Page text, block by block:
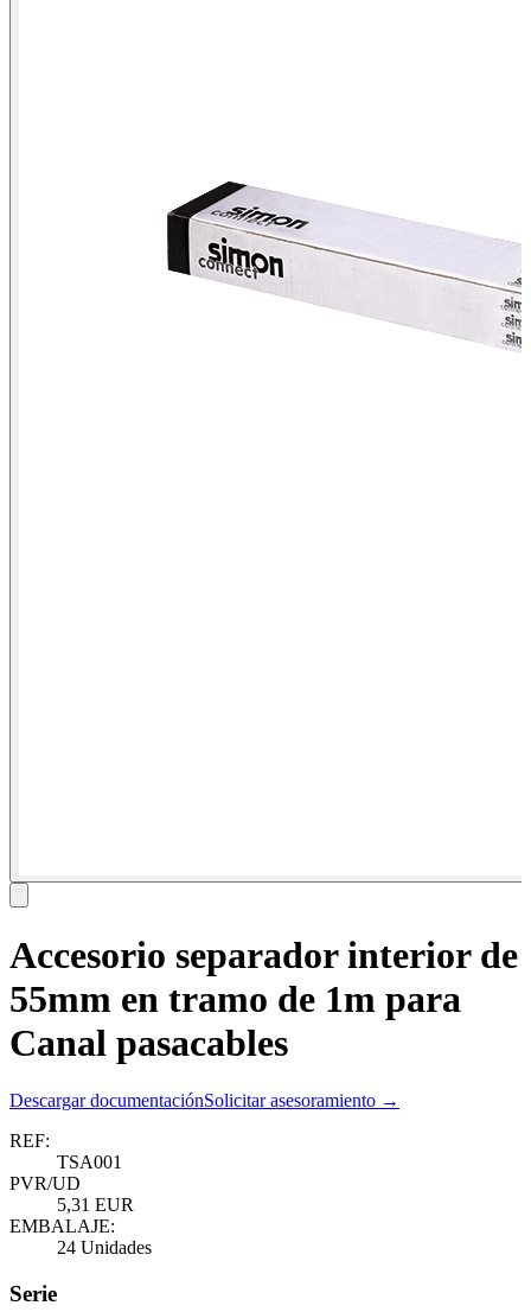
Accesorio separador interior de
55mm en tramo de 1m para
Canal pasacables
Descargar documentaciónSolicitar asesoramiento →
REF:
TSA001
PVR/UD
5,31 EUR
EMBALAJE:
24 Unidades
Serie